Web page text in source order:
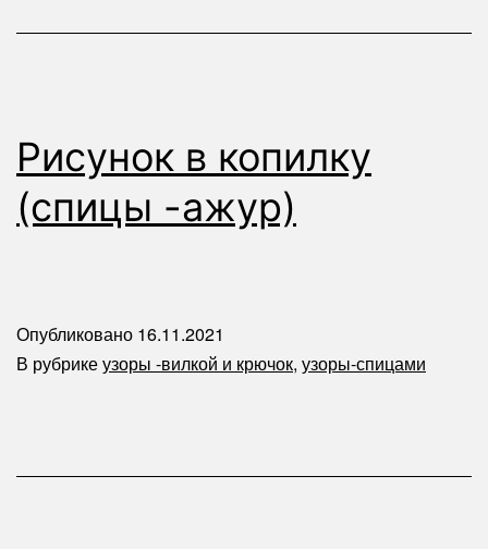
Рисунок в копилку
(спицы -ажур)
Опубликовано 16.11.2021
В рубрикеузоры -вилкой и крючок, узоры-спицами